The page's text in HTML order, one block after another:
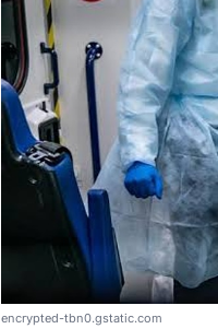
encrypted-tbn0.gstatic.com